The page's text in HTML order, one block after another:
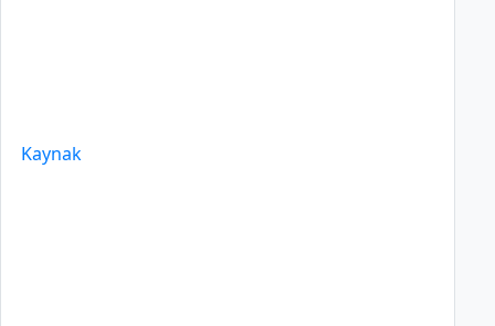
Kaynak